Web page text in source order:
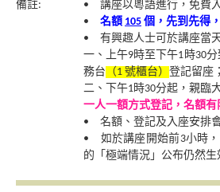
備註:
• 講座以粵語進行，免費
• 名額 105 個，先到先得
• 有興趣人士可於講座當天
一、上午9時至下午1時30
務台 （1 號櫃台） 登記留座；
二、下午1時30分起，親臨
一人一額方式登記，名額
• 名額、登記及入座安排
• 如於講座開始前3小時，
的「極端情況」公布仍然生